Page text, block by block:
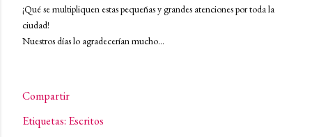
¡Qué se multipliquen estas pequeñas y grandes atenciones por toda la
ciudad!
Nuestros días lo agradecerían mucho...
Compartir
Etiquetas: Escritos